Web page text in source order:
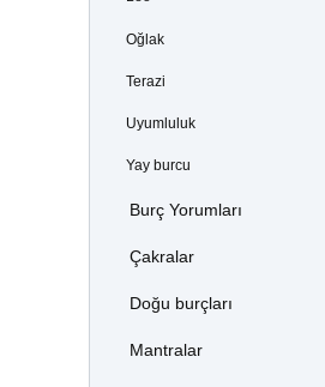
Oğlak
Terazi
Uyumluluk
Yay burcu
Burç Yorumları
Çakralar
Doğu burçları
Mantralar